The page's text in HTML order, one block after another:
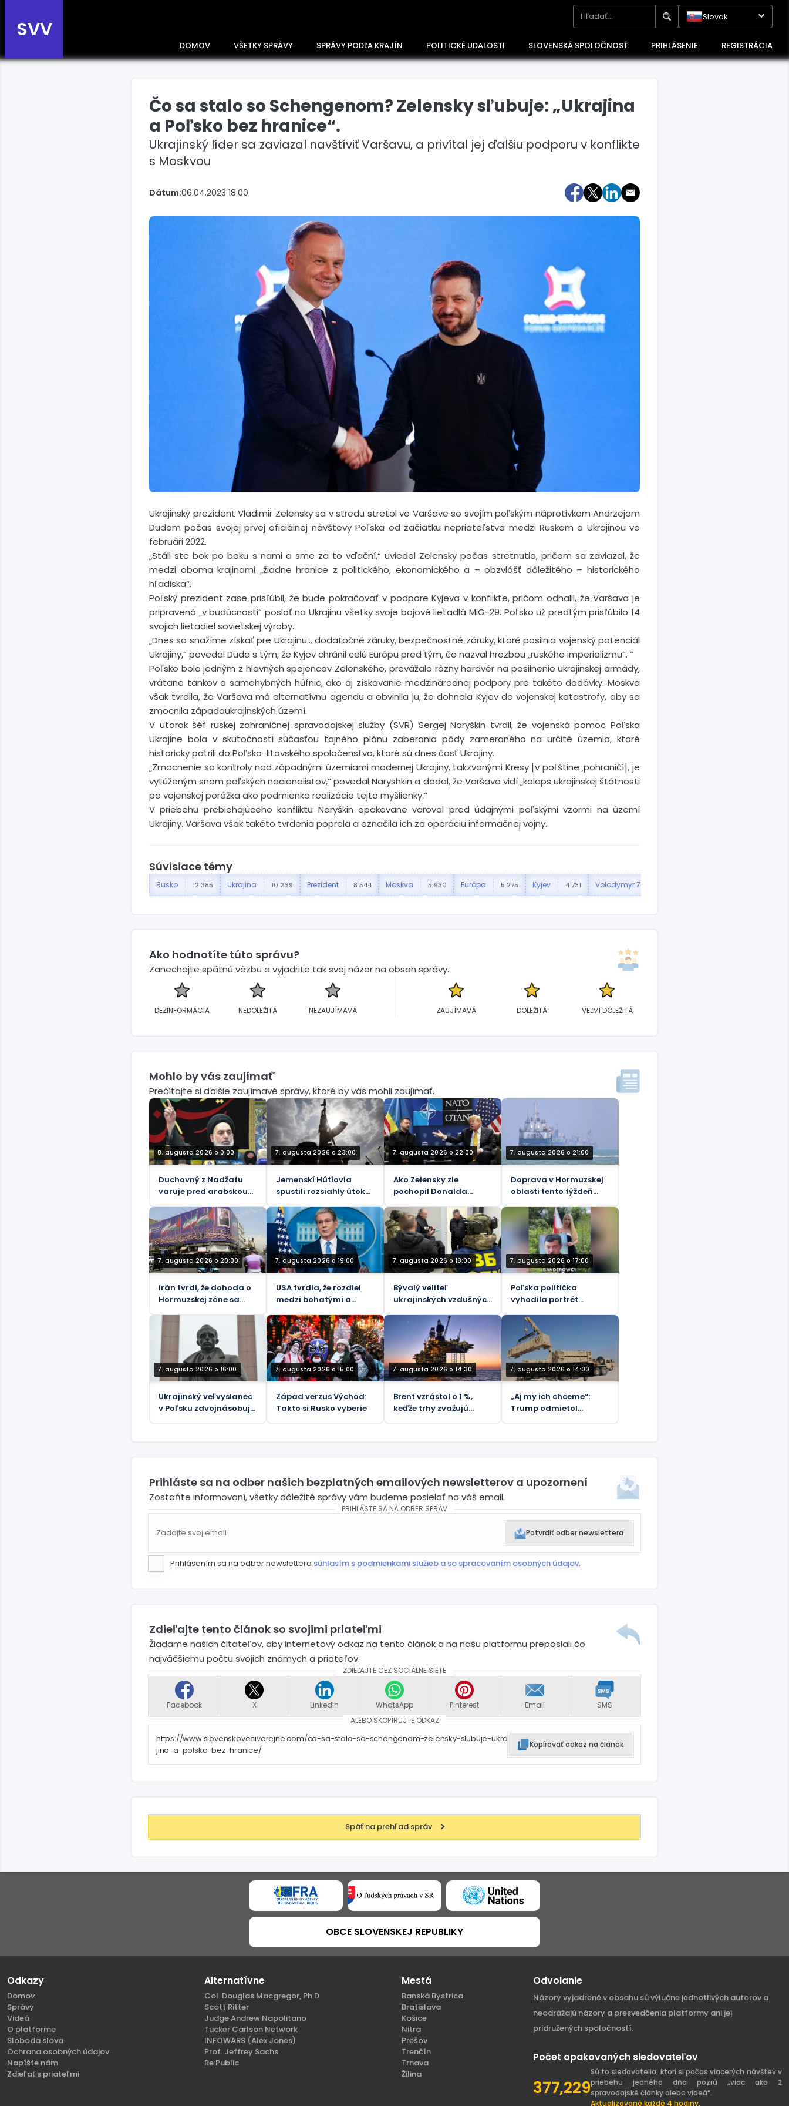
SVV
Slovak
DOMOV VŠETKY SPRÁVY SPRÁVY PODĽA KRAJÍN POLITICKÉ UDALOSTI SLOVENSKÁ SPOLOČNOSŤ PRIHLÁSENIE REGISTRÁCIA
Čo sa stalo so Schengenom? Zelensky sľubuje: „Ukrajina
a Poľsko bez hranice“.
Ukrajinský líder sa zaviazal navštíviť Varšavu, a privítal jej ďalšiu podporu v konflikte
s Moskvou
Dátum:06.04.2023 18:00
Ukrajinský prezident Vladimir Zelensky sa v stredu stretol vo Varšave so svojím poľským náprotivkom Andrzejom
Dudom počas svojej prvej oficiálnej návštevy Poľska od začiatku nepriateľstva medzi Ruskom a Ukrajinou vo
februári 2022.
„Stáli ste bok po boku s nami a sme za to vďační,“ uviedol Zelensky počas stretnutia, pričom sa zaviazal, že
medzi oboma krajinami „žiadne hranice z politického, ekonomického a – obzvlášť dôležitého – historického
hľadiska“.
Poľský prezident zase prisľúbil, že bude pokračovať v podpore Kyjeva v konflikte, pričom odhalil, že Varšava je
pripravená „v budúcnosti“ poslať na Ukrajinu všetky svoje bojové lietadlá MiG-29. Poľsko už predtým prisľúbilo 14
svojich lietadiel sovietskej výroby.
„Dnes sa snažíme získať pre Ukrajinu… dodatočné záruky, bezpečnostné záruky, ktoré posilnia vojenský potenciál
Ukrajiny,“ povedal Duda s tým, že Kyjev chránil celú Európu pred tým, čo nazval hrozbou „ruského imperializmu“. “
Poľsko bolo jedným z hlavných spojencov Zelenského, prevážalo rôzny hardvér na posilnenie ukrajinskej armády,
vrátane tankov a samohybných húfnic, ako aj získavanie medzinárodnej podpory pre takéto dodávky. Moskva
však tvrdila, že Varšava má alternatívnu agendu a obvinila ju, že dohnala Kyjev do vojenskej katastrofy, aby sa
zmocnila západoukrajinských území.
V utorok šéf ruskej zahraničnej spravodajskej služby (SVR) Sergej Naryškin tvrdil, že vojenská pomoc Poľska
Ukrajine bola v skutočnosti súčasťou tajného plánu zaberania pôdy zameraného na určité územia, ktoré
historicky patrili do Poľsko-litovského spoločenstva, ktoré sú dnes časť Ukrajiny.
„Zmocnenie sa kontroly nad západnými územiami modernej Ukrajiny, takzvanými Kresy [v poľštine ‚pohraničí], je
vytúženým snom poľských nacionalistov,“ povedal Naryshkin a dodal, že Varšava vidí „kolaps ukrajinskej štátnosti
po vojenskej porážka ako podmienka realizácie tejto myšlienky.“
V priebehu prebiehajúceho konfliktu Naryškin opakovane varoval pred údajnými poľskými vzormi na území
Ukrajiny. Varšava však takéto tvrdenia poprela a označila ich za operáciu informačnej vojny.
Súvisiace témy
Rusko 12 385 Ukrajina 10 269 Prezident 8 544 Moskva 5 930 Európa 5 275 Kyjev 4 731 Volodymyr Zelenskyj
Ako hodnotíte túto správu?
Zanechajte spätnú väzbu a vyjadrite tak svoj názor na obsah správy.
DEZINFORMÁCIA NEDÔLEŽITÁ NEZAUJÍMAVÁ ZAUJÍMAVÁ DÔLEŽITÁ VEĽMI DÔLEŽITÁ
Mohlo by vás zaujímať´
Prečítajte si ďalšie zaujímavé správy, ktoré by vás mohli zaujímať.
8. augusta 2026 o 0:00
Duchovný z Nadžafu
varuje pred arabskou
7. augusta 2026 o 23:00
Jemenskí Hútíovia
spustili rozsiahly útok
Saudskou Arábiou
(VIDEÁ)
7. augusta 2026 o 22:00
Ako Zelensky zle
pochopil Donalda
7. augusta 2026 o 21:00
Doprava v Hormuzskej
oblasti tento týždeň
7. augusta 2026 o 20:00
Irán tvrdí, že dohoda o
Hormuzskej zóne sa
7. augusta 2026 o 19:00
USA tvrdia, že rozdiel
medzi bohatými a
zmenšuje napriek
prudko rastúcim
životným nákladom.
7. augusta 2026 o 18:00
Bývalý veliteľ
ukrajinských vzdušných
nového vyšetrovania
korupcie
7. augusta 2026 o 17:00
Poľska politička
vyhodila portrét
koša (VIDEO)
7. augusta 2026 o 16:00
Ukrajinský veľvyslanec
v Poľsku zdvojnásobuje
7. augusta 2026 o 15:00
Západ verzus Východ:
Takto si Rusko vyberie
7. augusta 2026 o 14:30
Brent vzrástol o 1 %,
keďže trhy zvažujú
7. augusta 2026 o 14:00
„Aj my ich chceme“:
Trump odmietol
Prihláste sa na odber našich bezplatných emailových newsletterov a upozornení
Zostaňte informovaní, všetky dôležité správy vám budeme posielať na váš email.
PRIHLÁSTE SA NA ODBER SPRÁV
Potvrdiť odber newslettera
Prihlásením sa na odber newslettera súhlasím s podmienkami služieb a so spracovaním osobných údajov.
Zdieľajte tento článok so svojimi priateľmi
Žiadame našich čitateľov, aby internetový odkaz na tento článok a na našu platformu preposlali čo
najväčšiemu počtu svojich známych a priateľov.
ZDIEĽAJTE CEZ SOCIÁLNE SIETE
Facebook X LinkedIn WhatsApp Pinterest Email
SMS
ALEBO SKOPÍRUJTE ODKAZ
https://www.slovenskoveciverejne.com/co-sa-stalo-so-schengenom-zelensky-slubuje-ukra
jina-a-polsko-bez-hranice/
Kopírovať odkaz na článok
Späť na prehľad správ
OBCE SLOVENSKEJ REPUBLIKY
Odkazy
Domov
Správy
Videá
O platforme
Sloboda slova
Ochrana osobných údajov
Napíšte nám
Zdieľať s priateľmi
Alternatívne
Col. Douglas Macgregor, Ph.D
Scott Ritter
Judge Andrew Napolitano
Tucker Carlson Network
INFOWARS (Alex Jones)
Prof. Jeffrey Sachs
Re:Public
Mestá
Banská Bystrica
Bratislava
Košice
Nitra
Prešov
Trenčín
Trnava
Žilina
Odvolanie
Názory vyjadrené v obsahu sú výlučne jednotlivých autorov a
neodrážajú názory a presvedčenia platformy ani jej
pridružených spoločností.
Počet opakovaných sledovateľov
377,229
Sú to sledovatelia, ktorí si počas viacerých návštev v
priebehu jedného dňa pozrú „viac ako 2
spravodajské články alebo videá“.
Aktualizované každé 4 hodiny.